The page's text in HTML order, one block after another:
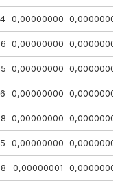
0,00000000
0,00000000
0,00000000
0,00000000
0,00000000
0,00000000
0,00000001